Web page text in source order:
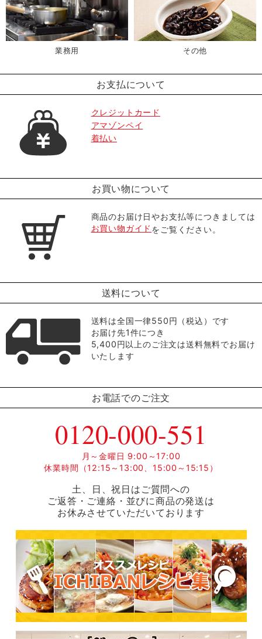
業務用 その他
お支払について
クレジットカード
アマゾンペイ
着払い
お買い物について
商品のお届け日やお支払等につきましては
お買い物ガイド をご覧ください。
送料について
送料は全国一律550円（税込）です
お届け先1件につき
5,400円以上のご注文は送料無料でお届け
いたします
お電話でのご注文
0120-000-551
月～金曜日 9:00～17:00
休業時間（12:15～13:00、15:00～15:15）
土、日、祝日はご質問への
ご返答・ご連絡・並びに商品の発送は
お休みさせていただいております